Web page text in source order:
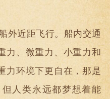
外近距飞行。船内交通
力、微重力、小重力和
力环境下更自在，那是
人类永远都梦想着能